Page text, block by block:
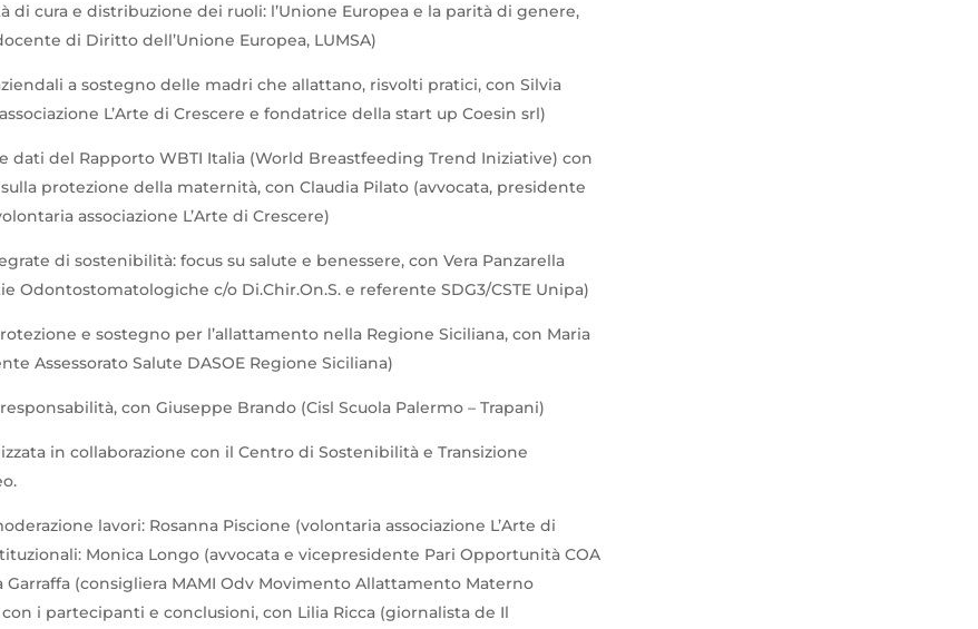
di cura e distribuzione dei ruoli: l’Unione Europea e la parità di genere,
di Diritto dell’Unione Europea, LUMSA)
a sostegno delle madri che allattano, risvolti pratici, con Silvia
L’Arte di Crescere e fondatrice della start up Coesin srl)
dati del Rapporto WBTI Italia (World Breastfeeding Trend Iniziative) con
protezione della maternità, con Claudia Pilato (avvocata, presidente
associazione L’Arte di Crescere)
di sostenibilità: focus su salute e benessere, con Vera Panzarella
Odontostomatologiche c/o Di.Chir.On.S. e referente SDG3/CSTE Unipa)
e sostegno per l’allattamento nella Regione Siciliana, con Maria
Assessorato Salute DASOE Regione Siciliana)
con Giuseppe Brando (Cisl Scuola Palermo – Trapani)
in collaborazione con il Centro di Sostenibilità e Transizione
lavori: Rosanna Piscione (volontaria associazione L’Arte di
Monica Longo (avvocata e vicepresidente Pari Opportunità COA
Garraffa (consigliera MAMI Odv Movimento Allattamento Materno
i partecipanti e conclusioni, con Lilia Ricca (giornalista de Il